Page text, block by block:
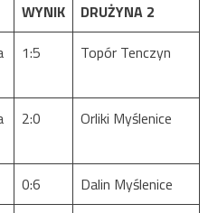
WYNIK
DRUŻYNA 2
1:5 Topór Tenczyn
2:0 Orliki Myślenice
0:6
Dalin Myślenice